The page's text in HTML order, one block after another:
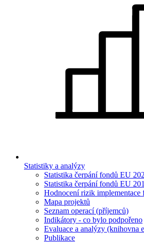
Statistiky a analýzy
Statistika čerpání fondů EU
Statistika čerpání fondů EU
Hodnocení rizik implementace
Mapa projektů
Seznam operací (příjemců)
Indikátory - co bylo podpořeno
Evaluace a analýzy (knihovna
Publikace